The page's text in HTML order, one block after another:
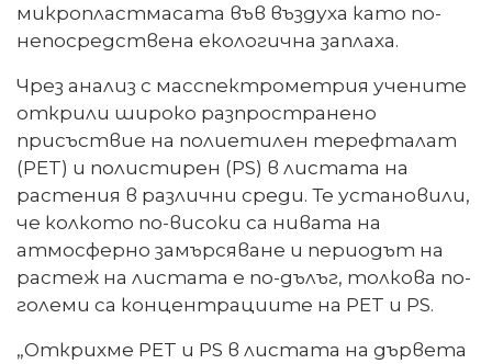
микропластмасата във въздуха като по-
непосредствена екологична заплаха.
Чрез анализ с масспектрометрия учените
открили широко разпространено
присъствие на полиетилен терефталат
(PET) и полистирен (PS) в листата на
растения в различни среди. Те установили,
че колкото по-високи са нивата на
атмосферно замърсяване и периодът на
растеж на листата е по-дълъг, толкова по-
големи са концентрациите на PET и PS.
„Открихме PET и PS в листата на дървета